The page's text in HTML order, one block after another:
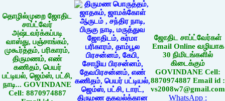
தொழில்முறை ஜோதிட
சாப்ட்வேர்
அஷ்டவர்க்கப்படி
வாஸ்து, பஞ்சாங்கம்,
முகூர்த்தம், பரிகாரம்,
திருமணம், எண்
கணிதம், பெயர்
பட்டியல், ஜெம்ஸ், பட்சி,
நாடி... GOVINDANE
Cell: 8870974887
ஜோதிட சாப்ட்வேர்கள்
Email Online வழியாக
30 நிமிடங்களில்
கிடைக்கும்
GOVINDANE Cell:
8870974887 Email id :
vs2008w7@gmail.com
WhatsApp :